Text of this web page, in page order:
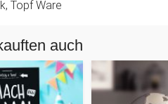
Topf Ware
auch